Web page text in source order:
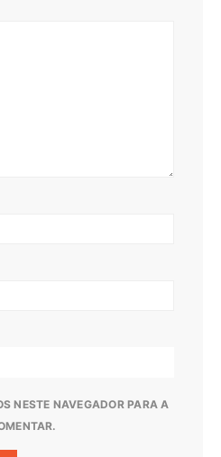
NESTE NAVEGADOR PARA A